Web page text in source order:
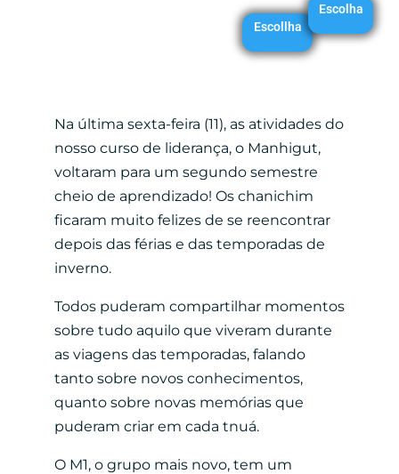
Escollha
Escolha
Na última sexta-feira (11), as atividades do
nosso curso de liderança, o Manhigut,
voltaram para um segundo semestre
cheio de aprendizado! Os chanichim
ficaram muito felizes de se reencontrar
depois das férias e das temporadas de
inverno.
Todos puderam compartilhar momentos
sobre tudo aquilo que viveram durante
as viagens das temporadas, falando
tanto sobre novos conhecimentos,
quanto sobre novas memórias que
puderam criar em cada tnuá.
O M1, o grupo mais novo, tem um